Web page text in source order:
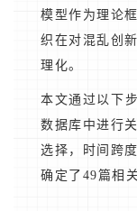
模型作为理论
织在对混乱创
理化。
本文通过以下
数据库中进行
选择，时间跨
确定了49篇相